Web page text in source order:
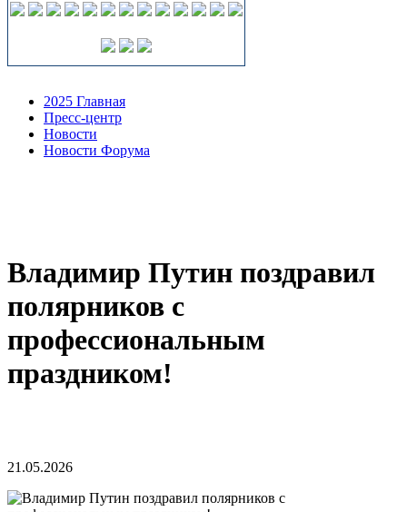
2025 Главная
Пресс-центр
Новости
Новости Форума
Владимир Путин поздравил
полярников с
профессиональным
праздником!
21.05.2026